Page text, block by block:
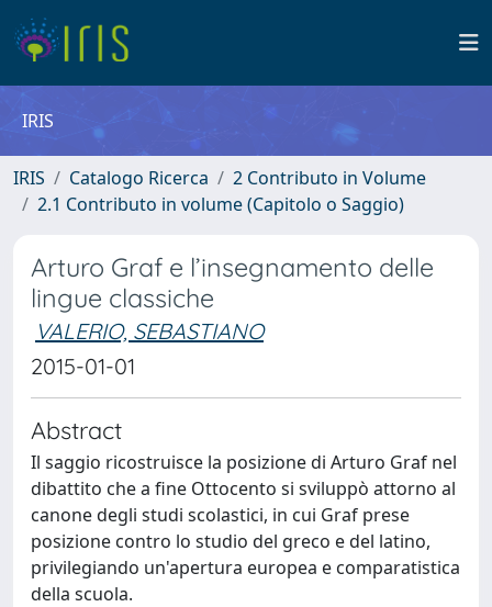
IRIS
IRIS Catalogo Ricerca
2 Contributo in Volume
2.1 Contributo in volume (Capitolo o Saggio)
Arturo Graf e l’insegnamento delle
lingue classiche
VALERIO, SEBASTIANO
2015-01-01
Abstract
Il saggio ricostruisce la posizione di Arturo Graf nel
dibattito che a fine Ottocento si sviluppò attorno al
canone degli studi scolastici, in cui Graf prese
posizione contro lo studio del greco e del latino,
privilegiando un'apertura europea e comparatistica
della scuola.